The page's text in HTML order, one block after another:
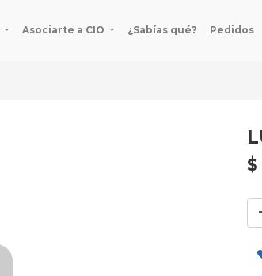
Asociarte a CIO ¿Sabías qué? Pedidos
$